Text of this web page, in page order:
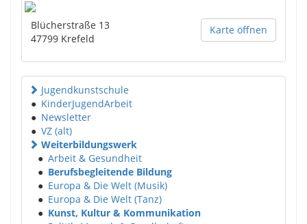
Karte öffnen
Blücherstraße 13
47799 Krefeld
Jugendkunstschule
● KinderJugendArbeit
● Newsletter
● VZ (alt)
Weiterbildungswerk
● Arbeit & Gesundheit
● Berufsbegleitende Bildung
● Europa & Die Welt (Musik)
● Europa & Die Welt (Tanz)
● Kunst, Kultur & Kommunikation